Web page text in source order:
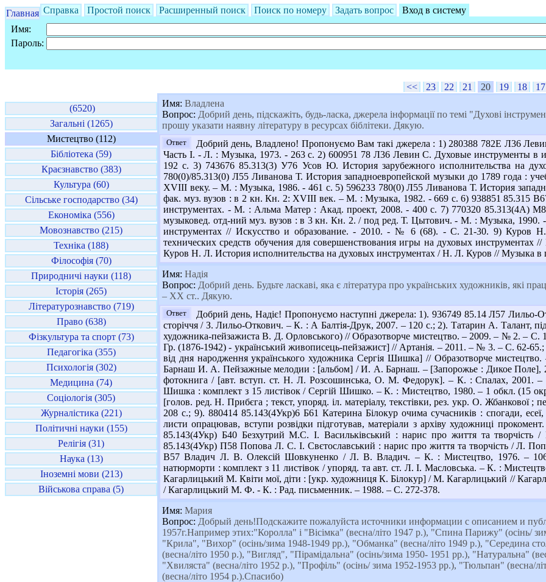
Главная Справка Простой поиск Расширенный поиск Поиск по номеру Задать вопрос
Вход в систему
Имя:
Пароль:
(6520)
Загальні (1265)
Мистецтво (112)
Бібліотека (59)
Краєзнавство (383)
Культура (60)
Сільське господарство (34)
Економіка (556)
Мовознавство (215)
Техніка (188)
Філософія (70)
Природничі науки (118)
Історія (265)
Літературознавство (719)
Право (638)
Фізкультура та спорт (73)
Педагогіка (355)
Психологія (302)
Медицина (74)
Соціологія (305)
Журналістика (221)
Політичні науки (155)
Релігія (31)
Наука (13)
Іноземні мови (213)
Військова справа (5)
<< 23 22 21 20 19 18
17
Имя: Владлена
Вопрос: Добрий день, підскажіть, будь-ласка, джерела інформації по темі "Духові
прошу указати наявну літературу в ресурсах біблітеки. Дякую.
Ответ
Добрий день, Владлено! Пропонуємо Вам такі джерела : 1) 280388 782Е Л36
Часть І. - Л. : Музыка, 1973. - 263 с. 2) 600951 78 Л36 Левин С. Духовые инструменты в
192 с. 3) 743676 85.313(3) У76 Усов Ю. История зарубежного исполнительства на
780(0)/85.313(0) Л55 Ливанова Т. История западноевропейской музыки до 1789 года :
XVIII веку. – М. : Музыка, 1986. - 461 с. 5) 596233 780(0) Л55 Ливанова Т. История
фак. муз. вузов : в 2 кн. Кн. 2: XVIII век. – М. : Музыка, 1982. - 669 с. 6) 938851 85.315
инструментах. - М. : Альма Матер : Акад. проект, 2008. - 400 с. 7) 770320 85.313(4А)
музыковед. отд-ний муз. вузов : в 3 кн. Кн. 2. / под ред. Т. Цытович. - М. : Музыка,
инструментах // Искусство и образование. - 2010. - № 6 (68). - С. 21-30. 9) Куров
технических средств обучения для совершенствования игры на духовых
Куров Н. Л. История исполнительства на духовых инструментах / Н. Л. Куров // Музыка
Имя: Надія
Вопрос: Добрий день. Будьте ласкаві, яка є література про українських художників, які
– XX ст.. Дякую.
Ответ
Добрий день, Надіє! Пропонуємо наступні джерела: 1). 936749 85.14 Л57
сторіччя / З. Лильо-Откович. – К. : А Балтія-Друк, 2007. – 120 с.; 2). Татарин А. Талант,
художника-пейзажиста В. Д. Орловського) // Образотворче мистецтво. – 2009. – № 2. –
Гр. (1876-1942) - український живописець-пейзажист] // Артанія. – 2011. – № 3. – С. 62-65.;
від дня народження українського художника Сергія Шишка] // Образотворче
Барнаш И. А. Пейзажные мелодии : [альбом] / И. А. Барнаш. – [Запорожье : Дикое Поле],
фотокнига / [авт. вступ. ст. Н. Л. Розсошинська, О. М. Федорук]. – К. : Спалах, 2001.
Шишка : комплект з 15 листівок / Сергій Шишко. – К. : Мистецтво, 1980. – 1 обкл. (15
[голов. ред. Н. Прибєга ; текст, упоряд. іл. матеріалу, текстівки, рез. укр. О. Жбанкової
208 с.; 9). 880414 85.143(4Укр)6 Б61 Катерина Білокур очима сучасників : спогади,
листи опрацював, вступи розвідки підготував, матеріали з архіву художниці
85.143(4Укр) Б40 Безхутрий М.С. І. Васильківський : нарис про життя та
85.143(4Укр) П58 Попова Л. С. І. Свєтославський : нарис про життя та творчість / Л.
В57 Владич Л. В. Олексій Шовкуненко / Л. В. Владич. – К. : Мистецтво, 1976. –
натюрморти : комплект з 11 листівок / упоряд. та авт. ст. Л. І. Масловська. – К. :
Кагарлицький М. Квіти мої, діти : [укр. художниця К. Білокур] / М. Кагарлицький //
/ Кагарлицький М. Ф. - К. : Рад. письменник. – 1988. – С. 272-378.
Имя: Мария
Вопрос: Добрый день!Подскажите пожалуйста источники информации с описанием и
1957г.Например этих:"Королла" і "Вісімка" (весна/літо 1947 р.), "Спина Парижу" (осінь/
"Крила", "Вихор" (осінь/зима 1948-1949 рр.), "Обманка" (весна/літо 1949 р.), "Середина
(весна/літо 1950 р.), "Вигляд", "Пірамідальна" (осінь/зима 1950- 1951 рр.), "Натуральна"
"Хвиляста" (весна/літо 1952 р.), "Профіль" (осінь/ зима 1952-1953 рр.), "Тюльпан" (весна/
(весна/літо 1954 р.).Спасибо)